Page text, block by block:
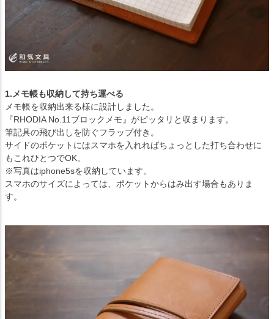
1.メモ帳も収納して持ち運べる
メモ帳を収納出来る様に設計しました。
『RHODIA No.11ブロックメモ』がピッタリと収まります。
筆記具の飛び出しを防ぐフラップ付き。
サイドのポケットにはスマホを入れればちょっとした打ち合わせに
もこれひとつでOK。
※写真はiphone5sを収納しています。
スマホのサイズによっては、ポケットからはみ出す場合もありま
す。